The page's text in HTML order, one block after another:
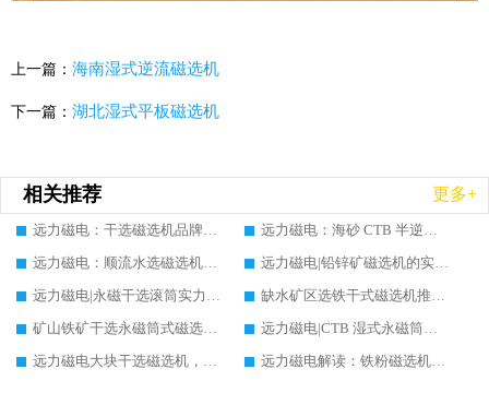
上一篇： 海南湿式逆流磁选机
下一篇： 湖北湿式平板磁选机
相关推荐 更多+
远力磁电：干选磁选机品牌实力生产厂家实测对比及推荐，价格及案例分析
远力磁电：海砂 CTB 半逆流磁选机实力生产厂家实测对比推荐，价格及案例分析
远力磁电：顺流水选磁选机实力生产厂家实测对比推荐，价格及案例分析
远力磁电|铅锌矿磁选机的实力生产厂家推荐，案例分析
远力磁电|永磁干选滚筒实力生产厂家推荐，多维度筛选指南与案例分析
缺水矿区选铁干式磁选机推荐实力生产厂家案例分析|远力磁电
矿山铁矿干选永磁筒式磁选机铁矿精选推荐，实力生产厂家远力磁电现场案例分享
远力磁电|CTB 湿式永磁筒式磁选机铁矿精选推荐实力生产厂家
远力磁电大块干选磁选机，实力厂家设备能否提升矿石品位?行业趋势、厂家调研全解析
远力磁电解读：铁粉磁选机能否提升品位?原理、行情与行业调研参考